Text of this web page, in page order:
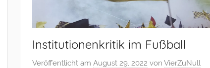
Institutionenkritik im Fußball
Veröffentlicht amAugust 29, 2022 vonVierZuNull